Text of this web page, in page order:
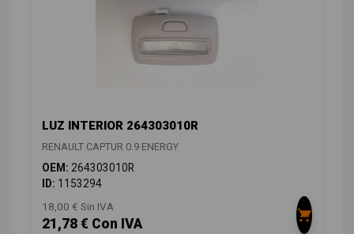
LUZ INTERIOR 264303010R
RENAULT CAPTUR 0.9 ENERGY
OEM: 264303010R
ID: 1153294
18,00 € Sin IVA
21,78 € Con IVA